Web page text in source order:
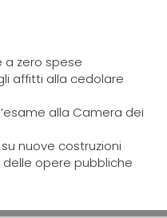
zero spese
affitti alla cedolare
alla Camera dei
nuove costruzioni
delle opere pubbliche